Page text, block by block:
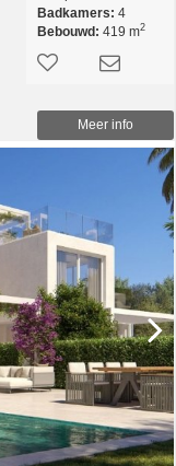
Badkamers: 4
Bebouwd: 419 m2
Meer info